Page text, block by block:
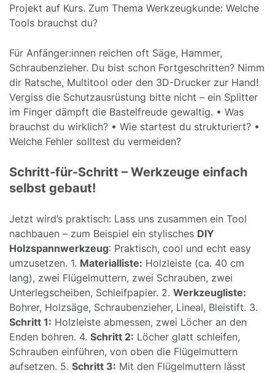
Projekt auf Kurs. Zum Thema Werkzeugkunde: Welche
Tools brauchst du?
Für Anfänger:innen reichen oft Säge, Hammer,
Schraubenzieher. Du bist schon Fortgeschritten? Nimm
dir Ratsche, Multitool oder den 3D-Drucker zur Hand!
Vergiss die Schutzausrüstung bitte nicht – ein Splitter
im Finger dämpft die Bastelfreude gewaltig. • Was
brauchst du wirklich? • Wie startest du strukturiert? •
Welche Fehler solltest du vermeiden?
Schritt-für-Schritt – Werkzeuge einfach
selbst gebaut!
Jetzt wird’s praktisch: Lass uns zusammen ein Tool
nachbauen – zum Beispiel ein stylisches DIY
Holzspannwerkzeug: Praktisch, cool und echt easy
umzusetzen. 1. Materialliste: Holzleiste (ca. 40 cm
lang), zwei Flügelmuttern, zwei Schrauben, zwei
Unterlegscheiben, Schleifpapier. 2. Werkzeugliste:
Bohrer, Holzsäge, Schraubenzieher, Lineal, Bleistift. 3.
Schritt 1: Holzleiste abmessen, zwei Löcher an den
Enden bohren. 4. Schritt 2: Löcher glatt schleifen,
Schrauben einführen, von oben die Flügelmuttern
aufsetzen. 5. Schritt 3: Mit den Flügelmuttern lässt